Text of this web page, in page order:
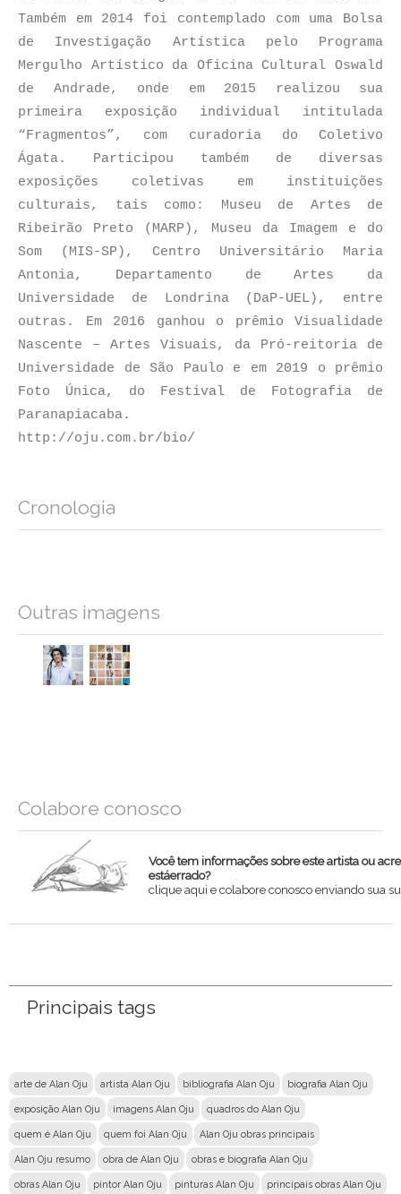
Também em 2014 foi contemplado com uma Bolsa
de Investigação Artística pelo Programa
Mergulho Artístico da Oficina Cultural Oswald
de Andrade, onde em 2015 realizou sua
primeira exposição individual intitulada
“Fragmentos”, com curadoria do Coletivo
Ágata. Participou também de diversas
exposições coletivas em instituições
culturais, tais como: Museu de Artes de
Ribeirão Preto (MARP), Museu da Imagem e do
Som (MIS-SP), Centro Universitário Maria
Antonia, Departamento de Artes da
Universidade de Londrina (DaP-UEL), entre
outras. Em 2016 ganhou o prêmio Visualidade
Nascente – Artes Visuais, da Pró-reitoria de
Universidade de São Paulo e em 2019 o prêmio
Foto Única, do Festival de Fotografia de
Paranapiacaba.
http://oju.com.br/bio/
Cronologia
Outras imagens
Colabore conosco
Você tem informações sobre este artista ou
estáerrado?
clique aqui e colabore conosco enviando sua
Principais tags
arte de Alan Oju artista Alan Oju bibliografia Alan Oju biografia Alan Oju
exposição Alan Oju imagens Alan Oju quadros do Alan Oju
quem é Alan Oju quem foi Alan Oju Alan Oju obras principais
Alan Oju resumo obra de Alan Oju obras e biografia Alan Oju
obras Alan Oju pintor Alan Oju pinturas Alan Oju principais obras Alan Oju